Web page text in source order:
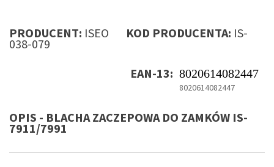
PRODUCENT: ISEO KOD PRODUCENTA: IS-
038-079
EAN-13: 8020614082447
8020614082447
OPIS - BLACHA ZACZEPOWA DO ZAMKÓW IS-
7911/7991